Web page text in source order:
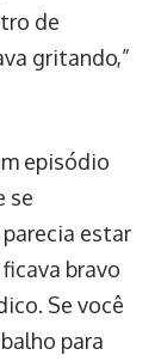
de
gritando,”
episódio
se
estar
bravo
Se você
para